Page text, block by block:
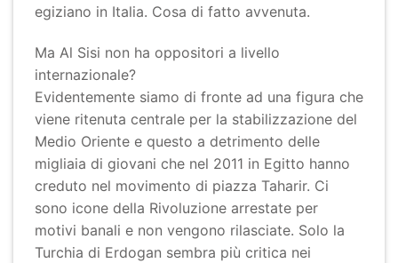
egiziano in Italia. Cosa di fatto avvenuta.
Ma Al Sisi non ha oppositori a livello
internazionale?
Evidentemente siamo di fronte ad una figura che
viene ritenuta centrale per la stabilizzazione del
Medio Oriente e questo a detrimento delle
migliaia di giovani che nel 2011 in Egitto hanno
creduto nel movimento di piazza Taharir. Ci
sono icone della Rivoluzione arrestate per
motivi banali e non vengono rilasciate. Solo la
Turchia di Erdogan sembra più critica nei